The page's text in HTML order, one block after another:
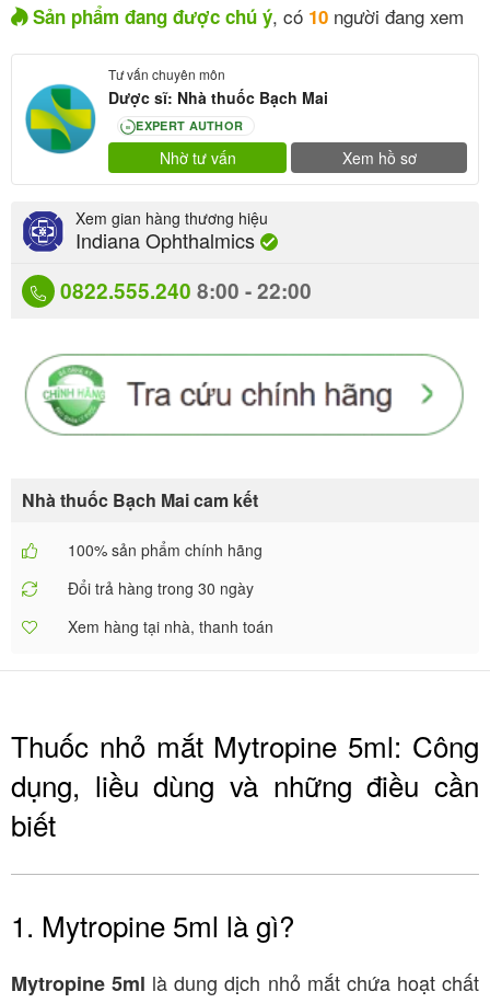
Sản phẩm đang được chú ý, có 10 người đang xem
Tư vấn chuyên môn
Dược sĩ: Nhà thuốc Bạch Mai
80 EXPERT AUTHOR
Nhờ tư vấn Xem hồ sơ
0822.555.240 8:00 - 22:00
Xem gian hàng thương hiệu
Indiana Ophthalmics
Nhà thuốc Bạch Mai cam kết
100% sản phẩm chính hãng
Đổi trả hàng trong 30 ngày
Xem hàng tại nhà, thanh toán
Thuốc nhỏ mắt Mytropine 5ml: Công
dụng, liều dùng và những điều cần
biết
1. Mytropine 5ml là gì?
Mytropine 5ml là dung dịch nhỏ mắt chứa hoạt chất